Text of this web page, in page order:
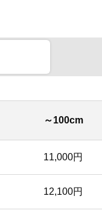
～100cm
11,000円
12,100円